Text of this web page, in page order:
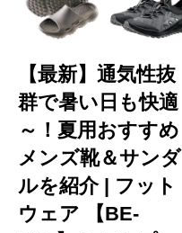
【最新】通気性抜
群で暑い日も快適
～！夏用おすすめ
メンズ靴＆サンダ
ルを紹介 | フット
ウェア 【BE-